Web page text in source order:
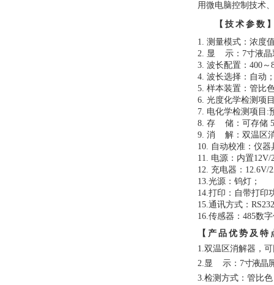
用微电脑控制技术
【技术参数
1. 测量模式：浓度
2. 显 示： 7寸液
3. 波长配置：400～
4. 波长选择：自动
5. 样本装置：管比
6. 光度化学检测项
7. 电化学检测项目:
8. 存 储：可存储
9. 消 解：双温区
10. 自动校准：仪
11. 电源：内置12V/
12. 充电器：12.6V/
13.光源：钨灯；
14.打印：自带打印
15.通讯方式： RS232
16.传感器：485数
【产品优势及特
1.双温区消解器，
2.显 示：7寸液晶
3.检测 方式：管比色